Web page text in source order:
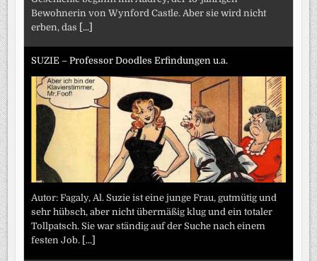
Bewohnerin von Wynford Castle. Aber sie wird nicht
erben, das [...]
SUZIE – Professor Doodles Erfindungen u.a.
Autor: Fagaly, Al. Suzie ist eine junge Frau, gutmütig und
sehr hübsch, aber nicht übermäßig klug und ein totaler
Tollpatsch. Sie war ständig auf der Suche nach einem
festen Job. [...]